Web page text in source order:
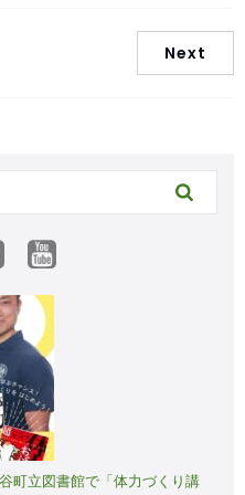
Next
町立図書館で「体力づくり講